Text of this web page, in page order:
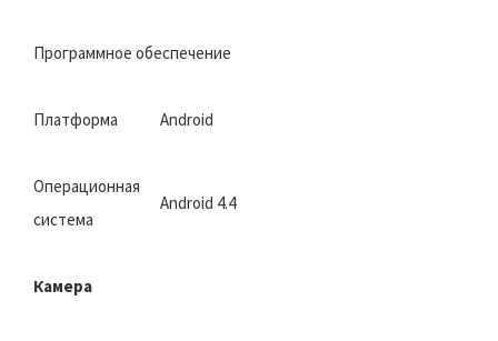
Программное обеспечение
Платформа Android
Операционная
система
Android 4.4
Камера